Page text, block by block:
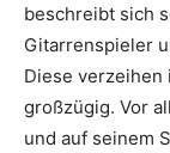
beschreibt sich
Gitarrenspieler
Diese verzeihen
großzügig. Vor
und auf seinem